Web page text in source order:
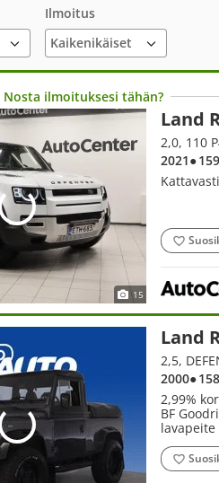
Ilmoitus
Nosta ilmoituksesi tähän?
15
Land
2021●
Land
2,5,
2000●
2,99%
BF
lavapeite